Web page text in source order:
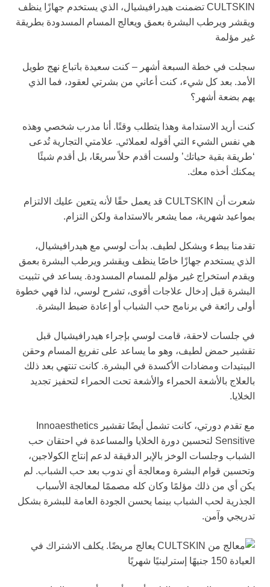
سجلت في خطة السبعة أشهر – كنت سعيدة باتباع نهج طويل
الأمد. بعد كل شيء، كنت أعاني من بشرتي لعقود، فما الذي
يهم بضعة أشهر؟
كنت أريد الاستدامة وهذا يتطلب وقتًا. أنا مدرب شخصي وهذه
هي نفس الشيء التي أقوله لعملائي. علامتي التجارية تُدعى
‘طريقة بقية حياتك’ ولست أقدم حلاً سريعًا، بل أقدم شيئًا
يمكنك أخذه معك.
شعرت أن CULTSKIN قد يعمل حقًا لأنه يتعين عليك الالتزام
بمواعيد شهرية، مما يشعر بالاستدامة ولكن التزام.
تقدمنا ببطء وبشكل لطيف. بدأت لوسي مع هيدرافيشيال،
الذي يستخدم جهازًا خاصًا ينظف ويقشر ويرطب البشرة بعمق
ويقدم استخراج غير مؤلم للمسام المسدودة. يساعد في تثبيت
البشرة قبل إدخال علاجات أقوى، تشرح لوسي، لذا فهي خطوة
أولى رائعة في برنامج حب الشباب أو إعادة ضبط البشرة.
في جلسات لاحقة، قامت لوسي بإجراء هيدرافيشيال قبل
تقشير حمض لطيف، وهو ما يساعد على تفريغ المسام وحقن
الببتيدات ومضادات الأكسدة في البشرة. كانت تنتهي بعد ذلك
بالعلاج بالأشعة الحمراء والأشعة تحت الحمراء لتحفيز تجديد
الخلايا.
مع تقدم دورتي، كانت تشمل أيضًا تقشير Innoaesthetics
Sensitive لتحسين دورة الخلايا والمساعدة في احتقان حب
الشباب وجلسات الوخز بالإبر الدقيقة لدعم إنتاج الكولاجين،
وتحسين قوام البشرة ومعالجة أي ندوب بعد حب الشباب. لم
يكن أي من ذلك مؤلمًا وكان كله مصممًا لمعالجة الأسباب
الجذرية لحب الشباب بينما يحسن الجودة العامة للبشرة بشكل
تدريجي وآمن.